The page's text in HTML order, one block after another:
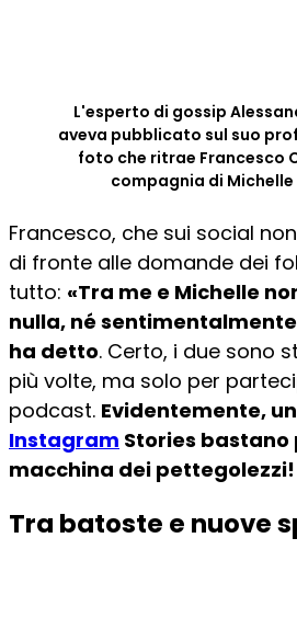
L'esperto di gossip
aveva pubblicato sul suo
foto che ritrae Francesco
compagnia di Michelle
Francesco, che sui social
di fronte alle domande dei
tutto: «Tra me e Michelle
nulla, né
ha detto. Certo, i due sono
più volte, ma solo per
podcast. Evidentemente,
Instagram Stories
macchina dei pettegolezzi!
Tra batoste e nuove